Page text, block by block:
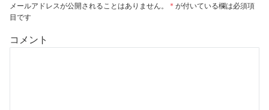
メールアドレスが公開されることはありません。 * が付いている欄は必須項
目です
コメント